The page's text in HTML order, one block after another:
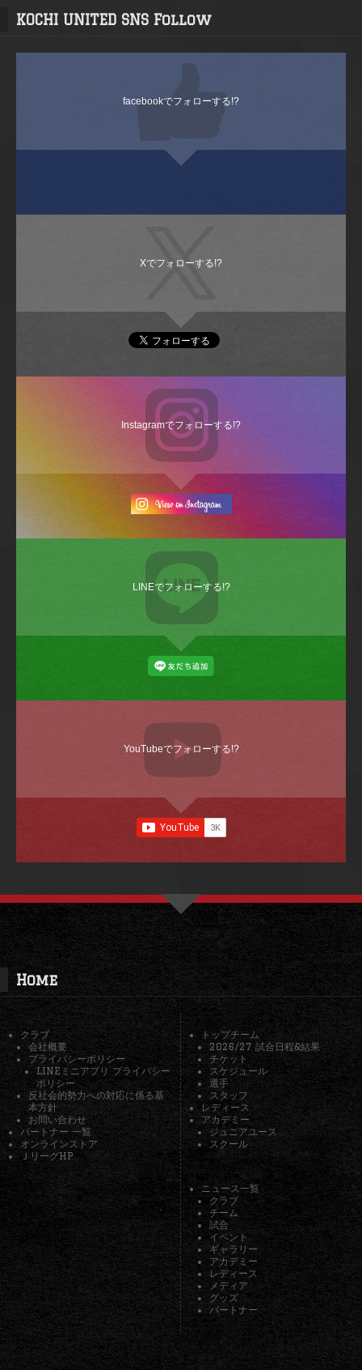
KOCHI UNITED SNS Follow
facebookでフォローする!?
Xでフォローする!?
Instagramでフォローする!?
LINEでフォローする!?
YouTubeでフォローする!?
Home
クラブ
会社概要
プライバシーポリシー
LINEミニアプリ プライバシー
ポリシー
反社会的勢力への対応に係る基
本方針
お問い合わせ
パートナー 一覧
オンラインストア
ＪリーグHP
トップチーム
2026/27 試合日程&結果
チケット
スケジュール
選手
スタッフ
レディース
アカデミー
ジュニアユース
スクール
ニュース一覧
クラブ
チーム
試合
イベント
ギャラリー
アカデミー
レディース
メディア
グッズ
パートナー